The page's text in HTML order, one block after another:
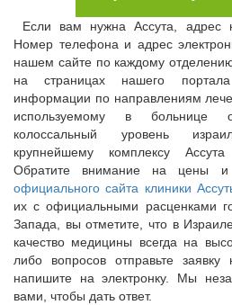
Если вам нужна Ассута, адрес
Номер телефона и адрес
нашем сайте по каждому
на страницах нашего
информации по направлениям
используемому в больнице
колоссальный уровень
крупнейшему комплексу
Обратите внимание на цены и
официального сайта клиники
их с официальными расценками
Запада, вы отметите, что в
качество медицины всегда на
либо вопросов отправьте
напишите на электронку. Мы
вами, чтобы дать ответ.